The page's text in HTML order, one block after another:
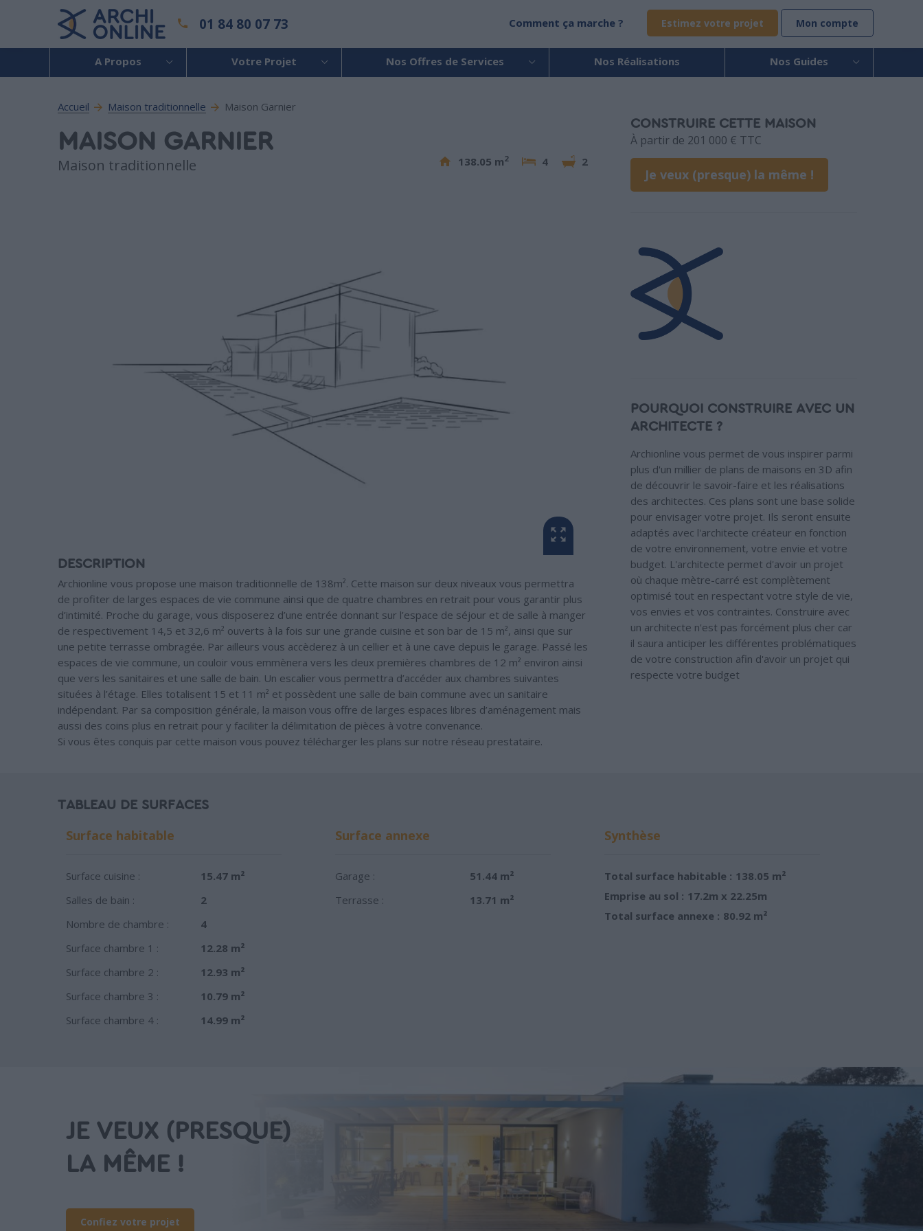
01 84 80 07 73 Comment ça marche ? Estimez votre projet Mon compte
A Propos Votre Projet Nos Offres de Services Nos Réalisations Nos Guides
Accueil Maison traditionnelle Maison Garnier
MAISON GARNIER
Maison traditionnelle 138.05 m2 4 2
DESCRIPTION
Archionline vous propose une maison traditionnelle de 138m². Cette maison sur deux niveaux vous permettra
de profiter de larges espaces de vie commune ainsi que de quatre chambres en retrait pour vous garantir plus
d’intimité. Proche du garage, vous disposerez d’une entrée donnant sur l’espace de séjour et de salle à manger
de respectivement 14,5 et 32,6 m² ouverts à la fois sur une grande cuisine et son bar de 15 m², ainsi que sur
une petite terrasse ombragée. Par ailleurs vous accèderez à un cellier et à une cave depuis le garage. Passé les
espaces de vie commune, un couloir vous emmènera vers les deux premières chambres de 12 m² environ ainsi
que vers les sanitaires et une salle de bain. Un escalier vous permettra d’accéder aux chambres suivantes
situées à l’étage. Elles totalisent 15 et 11 m² et possèdent une salle de bain commune avec un sanitaire
indépendant. Par sa composition générale, la maison vous offre de larges espaces libres d’aménagement mais
aussi des coins plus en retrait pour y faciliter la délimitation de pièces à votre convenance.
Si vous êtes conquis par cette maison vous pouvez télécharger les plans sur notre réseau prestataire.
CONSTRUIRE CETTE MAISON
À partir de 201 000 € TTC
Je veux (presque) la même !
POURQUOI CONSTRUIRE AVEC UN
ARCHITECTE ?
Archionline vous permet de vous inspirer parmi
plus d'un millier de plans de maisons en 3D afin
de découvrir le savoir-faire et les réalisations
des architectes. Ces plans sont une base solide
pour envisager votre projet. Ils seront ensuite
adaptés avec l'architecte créateur en fonction
de votre environnement, votre envie et votre
budget. L'architecte permet d'avoir un projet
où chaque mètre-carré est complètement
optimisé tout en respectant votre style de vie,
vos envies et vos contraintes. Construire avec
un architecte n'est pas forcément plus cher car
il saura anticiper les différentes problématiques
de votre construction afin d'avoir un projet qui
respecte votre budget
TABLEAU DE SURFACES
Surface habitable
Surface cuisine :
15.47 m²
Salles de bain :
2
Nombre de chambre :
4
Surface chambre 1 :
12.28 m²
Surface chambre 2 :
12.93 m²
Surface chambre 3 :
10.79 m²
Surface chambre 4 :
14.99 m²
Surface annexe
Garage :
51.44 m²
Terrasse :
13.71 m²
Synthèse
Total surface habitable : 138.05 m²
Emprise au sol : 17.2m x 22.25m
Total surface annexe : 80.92 m²
JE VEUX (PRESQUE)
LA MÊME !
Confiez votre projet